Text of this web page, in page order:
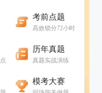
考前点题
高效锁分72小时
历年真题
真题实战演练
模考大赛